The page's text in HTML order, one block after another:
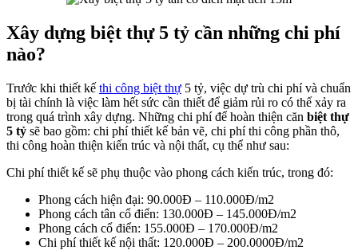
Xây dựng biệt thự 5 tỷ cần những chi phí
nào?
Trước khi thiết kế thi công biệt thự 5 tỷ, việc dự trù chi phí và chuẩn
bị tài chính là việc làm hết sức cần thiết để giảm rủi ro có thể xảy ra
trong quá trình xây dựng. Những chi phí để hoàn thiện căn biệt thự
5 tỷ sẽ bao gồm: chi phí thiết kế bản vẽ, chi phí thi công phần thô,
thi công hoàn thiện kiến trúc và nội thất, cụ thể như sau:
Chi phí thiết kế sẽ phụ thuộc vào phong cách kiến trúc, trong đó:
Phong cách hiện đại: 90.000Đ – 110.000Đ/m2
Phong cách tân cổ điển: 130.000Đ – 145.000Đ/m2
Phong cách cổ điển: 155.000Đ – 170.000Đ/m2
Chi phí thiết kế nội thất: 120.000Đ – 200.0000Đ/m2